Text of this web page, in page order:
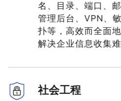
名、目录、端口、
管理后台、VPN、
扑等，高效而全面
解决企业信息收集难
社会工程